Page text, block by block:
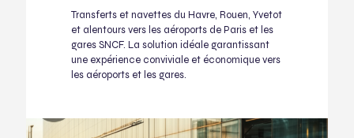
Transferts et navettes du Havre, Rouen, Yvetot
et alentours vers les aéroports de Paris et les
gares SNCF. La solution idéale garantissant
une expérience conviviale et économique vers
les aéroports et les gares.